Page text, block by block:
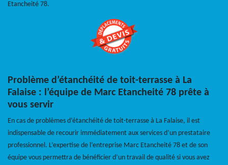
Etancheité 78.
Problème d’étanchéité de toit-terrasse à La
Falaise : l’équipe de Marc Etancheité 78 prête à
vous servir
En cas de problèmes d’étanchéité de toit-terrasse à La Falaise, il est
indispensable de recourir immédiatement aux services d’un prestataire
professionnel. L’expertise de l’entreprise Marc Etancheité 78 et de son
équipe vous permettra de bénéficier d’un travail de qualité si vous avez